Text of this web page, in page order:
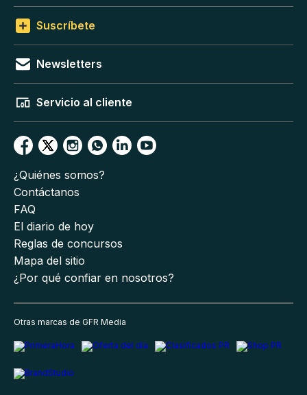
Suscríbete
Newsletters
Servicio al cliente
¿Quiénes somos?
Contáctanos
FAQ
El diario de hoy
Reglas de concursos
Mapa del sitio
¿Por qué confiar en nosotros?
Otras marcas de GFR Media